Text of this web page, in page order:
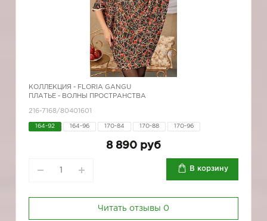
КОЛЛЕКЦИЯ - FLORIA GANGU
ПЛАТЬЕ - ВОЛНЫ ПРОСТРАНСТВА
216-7168/80401601
164-92 164-96 170-84 170-88 170-96
8 890 руб
В корзину
Читать отзывы 0